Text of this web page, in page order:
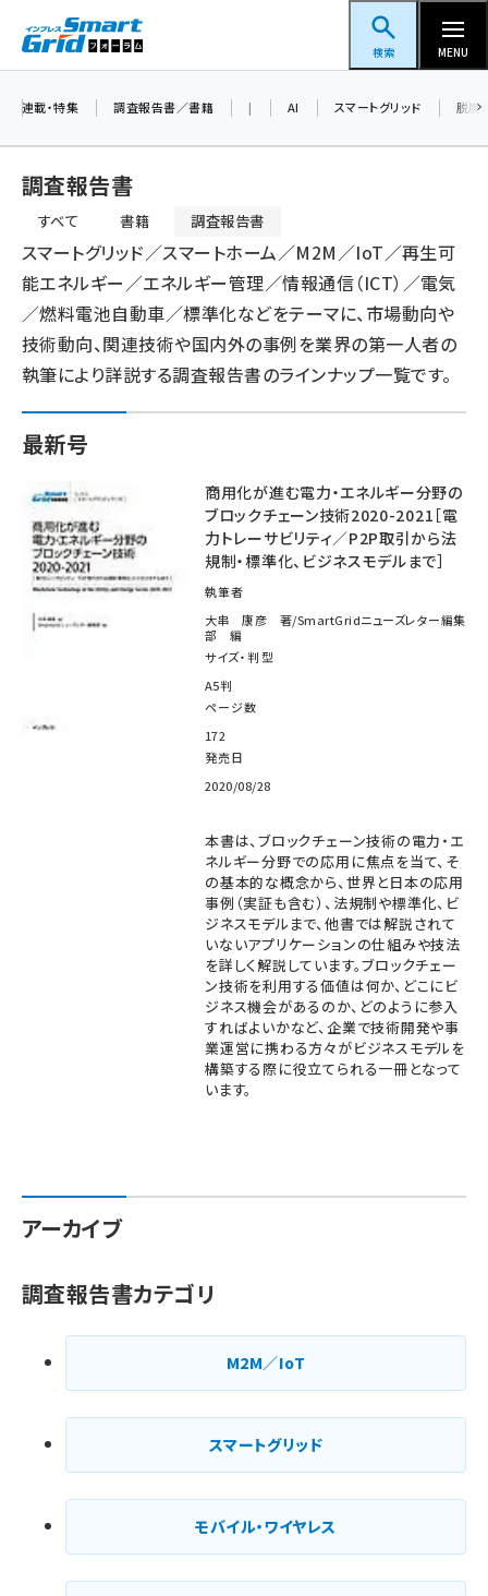
ン
スマートグリッドフォーラム
検索 MENU
蓄電池 (401)
新井 (358)
ペロブスカイト (337)
新井宏征 (294)
ngn (279)
大串 (222)
aitras (185)
タンデム (149)
連載・特集 調査報告書／書籍 | AI スマートグリッド 脱炭
調査報告書
プ
ラ
イ
マ
リー
タ
ブ
すべて 書籍 調査報告書
スマートグリッド／スマートホーム／M2M／IoT／再生可
能エネルギー／エネルギー管理／情報通信（ICT）／電気
／燃料電池自動車／標準化などをテーマに、市場動向や
技術動向、関連技術や国内外の事例を業界の第一人者の
執筆により詳説する調査報告書のラインナップ一覧です。
最新号
商用化が進む電力・エネルギー分野の
ブロックチェーン技術2020-2021［電
力トレーサビリティ／P2P取引から法
規制・標準化、ビジネスモデルまで］
執筆者
大串 康彦 著/SmartGridニューズレター編集
部 編
サイズ・判型
A5判
ページ数
172
発売日
2020/08/28
本書は、ブロックチェーン技術の電力・エ
ネルギー分野での応用に焦点を当て、そ
の基本的な概念から、世界と日本の応用
事例（実証も含む）、法規制や標準化、ビ
ジネスモデルまで、他書では解説されて
いないアプリケーションの仕組みや技法
を詳しく解説しています。ブロックチェー
ン技術を利用する価値は何か、どこにビ
ジネス機会があるのか、どのように参入
すればよいかなど、企業で技術開発や事
業運営に携わる方々がビジネスモデルを
構築する際に役立てられる一冊となって
います。
アーカイブ
調査報告書カテゴリ
M2M／IoT
スマートグリッド
モバイル・ワイヤレス